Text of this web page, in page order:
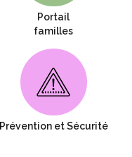
Portail
familles
Prévention et Sécurité